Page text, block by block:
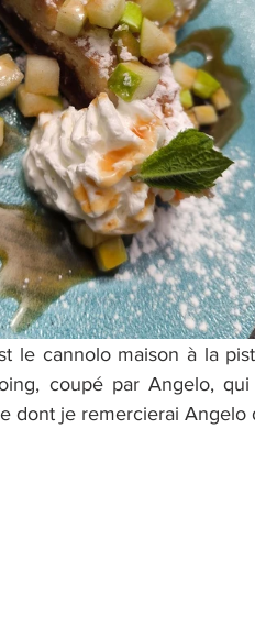
le cannolo maison à la
coupé par Angelo,
dont je remercierai Angelo